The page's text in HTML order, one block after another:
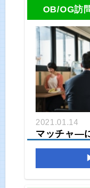
OB/OG訪
2021.01.14
マッチャ―